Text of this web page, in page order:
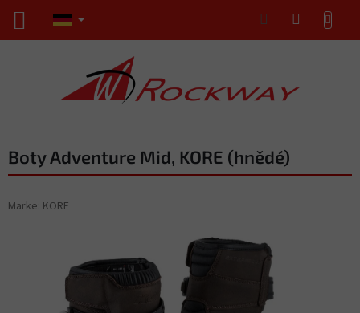
springen
WARENKORB
Boty Adventure Mid, KORE (hnědé)
Marke: KORE